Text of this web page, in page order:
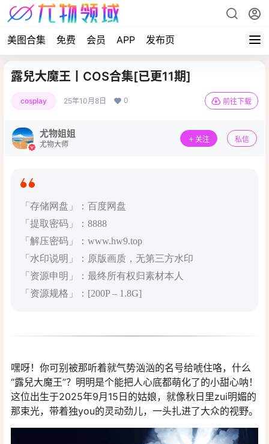
美图合集 免费 会员 APP 发布页
露兒大魔王丨COS合集[已更11期]
cosplay 25年10月8日 0 前往下载
尤物姐姐
尤物大师
关注 私信
「存储网盘」：百度网盘
「提取密码」：8888
「解压密码」：www.hw9.top
「水印说明」：原版画质，无第三方水印
「资源申明」：最终所有权归素材本人
「资源规格」：[200P – 1.8G]
嘿呀！你可别被那听着就气势汹汹的名号给唬住咯，什么
“露兒大魔王”？明明是个能把人心底都萌化了的小甜心呐！
这位出生于2025年9月15日的姑娘，就像秋日里zui明媚的
那束光，带着独you的灵动劲儿，一头扎进了大众的视野。